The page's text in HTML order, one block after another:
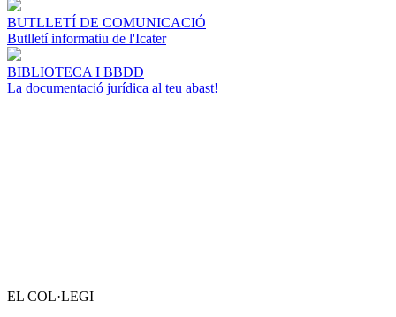
BUTLLETÍ DE COMUNICACIÓ
Butlletí informatiu de l'Icater
BIBLIOTECA I BBDD
La documentació jurídica al teu abast!
EL COL·LEGI